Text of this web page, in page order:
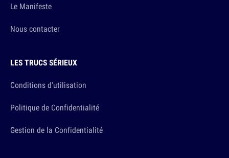
Le Manifeste
Nous contacter
LES TRUCS SÉRIEUX
Conditions d'utilisation
Politique de Confidentialité
Gestion de la Confidentialité